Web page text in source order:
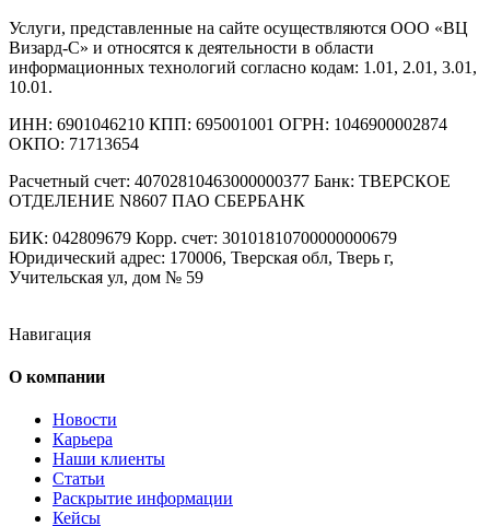
Услуги, представленные на сайте осуществляются ООО «ВЦ
Визард-С» и относятся к деятельности в области
информационных технологий согласно кодам: 1.01, 2.01, 3.01,
10.01.
ИНН: 6901046210 КПП: 695001001 ОГРН: 1046900002874
ОКПО: 71713654
Расчетный счет: 40702810463000000377 Банк: ТВЕРСКОЕ
ОТДЕЛЕНИЕ N8607 ПАО СБЕРБАНК
БИК: 042809679 Корр. счет: 30101810700000000679
Юридический адрес: 170006, Тверская обл, Тверь г,
Учительская ул, дом № 59
Навигация
О компании
Новости
Карьера
Наши клиенты
Статьи
Раскрытие информации
Кейсы